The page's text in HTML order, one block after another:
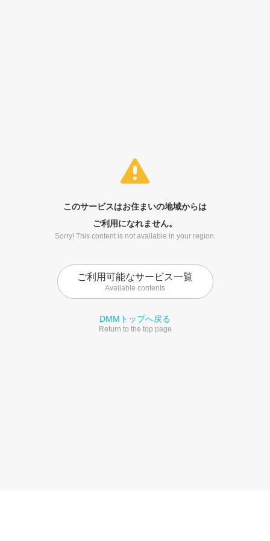
このサービスはお住まいの地域からは
ご利用になれません。
Sorry! This content is not available in your region.
ご利用可能なサービス一覧
Available contents
DMMトップへ戻る
Return to the top page